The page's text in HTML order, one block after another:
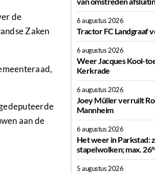
de
Zaken
aan de
6 augustus 2026
Tractor FC Landgraaf
6 augustus 2026
Weer Jacques Kool-
Kerkrade
6 augustus 2026
Joey Müller verruilt
Mannheim
6 augustus 2026
Het weer in Parkstad:
stapelwolken; max.
5 augustus 2026